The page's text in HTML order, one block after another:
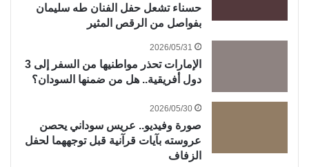
حسناء تشعل حفل الفنان طه سليمان
بفواصل من الرقص المثير
2026/05/31
الإمارات تحذر مواطنيها من السفر إلى 3
دول أفريقية.. هل من ضمنها السودان؟
2026/05/30
صورة وفيديو.. عريس سوداني يحصن
عروسته بآيات قرآنية قبل توجههما لحفل
الزفاف